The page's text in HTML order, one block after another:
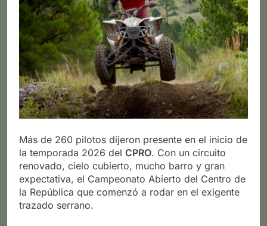
Más de 260 pilotos dijeron presente en el inicio de
la temporada 2026 del CPRO. Con un circuito
renovado, cielo cubierto, mucho barro y gran
expectativa, el Campeonato Abierto del Centro de
la República que comenzó a rodar en el exigente
trazado serrano.